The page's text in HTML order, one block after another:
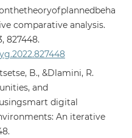
comparative analysis.
827448.
B., &Dlamini, R.
and
digital
An iterative